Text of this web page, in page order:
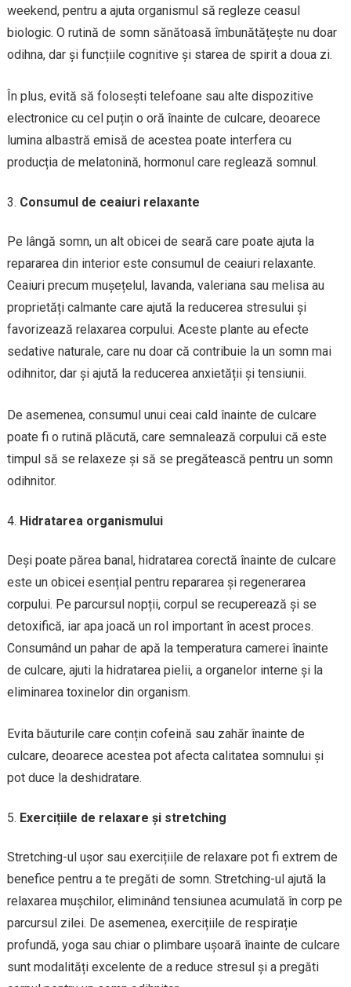
weekend, pentru a ajuta organismul să regleze ceasul
biologic. O rutină de somn sănătoasă îmbunătățește nu doar
odihna, dar și funcțiile cognitive și starea de spirit a doua zi.
În plus, evită să folosești telefoane sau alte dispozitive
electronice cu cel puțin o oră înainte de culcare, deoarece
lumina albastră emisă de acestea poate interfera cu
producția de melatonină, hormonul care reglează somnul.
Consumul de ceaiuri relaxante
Pe lângă somn, un alt obicei de seară care poate ajuta la
repararea din interior este consumul de ceaiuri relaxante.
Ceaiuri precum mușețelul, lavanda, valeriana sau melisa au
proprietăți calmante care ajută la reducerea stresului și
favorizează relaxarea corpului. Aceste plante au efecte
sedative naturale, care nu doar că contribuie la un somn mai
odihnitor, dar și ajută la reducerea anxietății și tensiunii.
De asemenea, consumul unui ceai cald înainte de culcare
poate fi o rutină plăcută, care semnalează corpului că este
timpul să se relaxeze și să se pregătească pentru un somn
odihnitor.
Hidratarea organismului
Deși poate părea banal, hidratarea corectă înainte de culcare
este un obicei esențial pentru repararea și regenerarea
corpului. Pe parcursul nopții, corpul se recuperează și se
detoxifică, iar apa joacă un rol important în acest proces.
Consumând un pahar de apă la temperatura camerei înainte
de culcare, ajuti la hidratarea pielii, a organelor interne și la
eliminarea toxinelor din organism.
Evita băuturile care conțin cofeină sau zahăr înainte de
culcare, deoarece acestea pot afecta calitatea somnului și
pot duce la deshidratare.
Exercițiile de relaxare și stretching
Stretching-ul ușor sau exercițiile de relaxare pot fi extrem de
benefice pentru a te pregăti de somn. Stretching-ul ajută la
relaxarea mușchilor, eliminând tensiunea acumulată în corp pe
parcursul zilei. De asemenea, exercițiile de respirație
profundă, yoga sau chiar o plimbare ușoară înainte de culcare
sunt modalități excelente de a reduce stresul și a pregăti